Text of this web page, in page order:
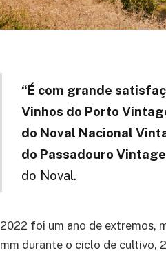
“É com grande
Vinhos do Porto
do Noval Nacional
do Passadouro
do Noval.
2022 foi um ano de extremos,
mm durante o ciclo de cultivo,